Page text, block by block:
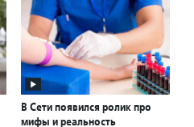
В Сети появился ролик про
мифы и реальность